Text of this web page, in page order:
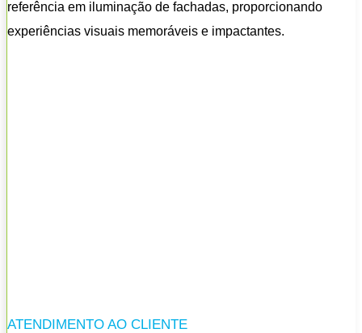
referência em iluminação de fachadas, proporcionando
experiências visuais memoráveis e impactantes.
ATENDIMENTO AO CLIENTE